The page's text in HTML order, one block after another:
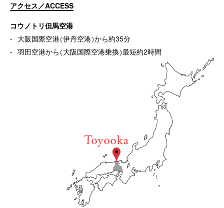
アクセス／ACCESS
コウノトリ但馬空港
大阪国際空港（伊丹空港）から約35分
羽田空港から（大阪国際空港乗換）最短約2時間